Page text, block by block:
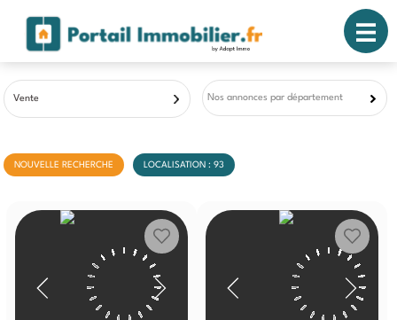
Vente Nos annonces par département
NOUVELLE RECHERCHE LOCALISATION : 93